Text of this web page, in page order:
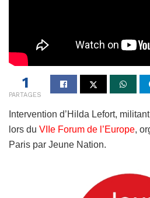
1
PARTAGES
Intervention d’Hilda Lefort,
lors du VIIe Forum de l’Europe,
Paris par Jeune Nation.